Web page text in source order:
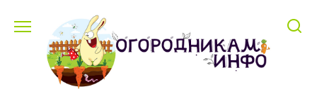
содержанию